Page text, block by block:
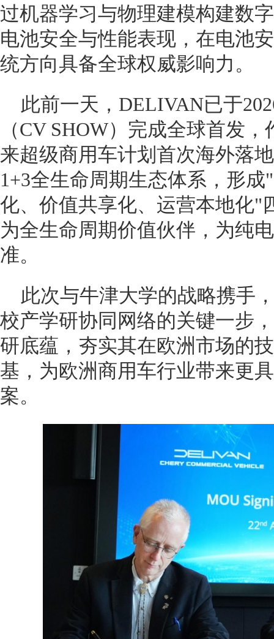
过机器学习与物理建模构建数
电池安全与性能表现，在电池
统方向具备全球权威影响力。
此前一天，DELIVAN已于
（CV SHOW）完成全球首发
来超级商用车计划首次海外落
1+3全生命周期生态体系，形
化、价值共享化、运营本地化"
为全生命周期价值伙伴，为纯
准。
此次与牛津大学的战略携手
校产学研协同网络的关键一步
研底蕴，夯实其在欧洲市场的
基，为欧洲商用车行业带来更
案。